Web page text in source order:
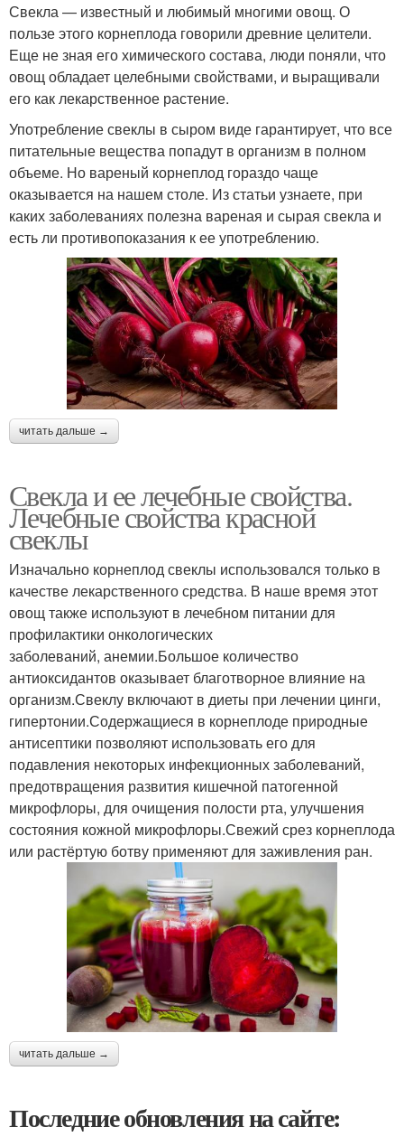
Свекла — известный и любимый многими овощ. О
пользе этого корнеплода говорили древние целители.
Еще не зная его химического состава, люди поняли, что
овощ обладает целебными свойствами, и выращивали
его как лекарственное растение.
Употребление свеклы в сыром виде гарантирует, что все
питательные вещества попадут в организм в полном
объеме. Но вареный корнеплод гораздо чаще
оказывается на нашем столе. Из статьи узнаете, при
каких заболеваниях полезна вареная и сырая свекла и
есть ли противопоказания к ее употреблению.
читать дальше →
Свекла и ее лечебные свойства.
Лечебные свойства красной
свеклы
Изначально корнеплод свеклы использовался только в
качестве лекарственного средства. В наше время этот
овощ также используют в лечебном питании для
профилактики онкологических
заболеваний, анемии.Большое количество
антиоксидантов оказывает благотворное влияние на
организм.Свеклу включают в диеты при лечении цинги,
гипертонии.Содержащиеся в корнеплоде природные
антисептики позволяют использовать его для
подавления некоторых инфекционных заболеваний,
предотвращения развития кишечной патогенной
микрофлоры, для очищения полости рта, улучшения
состояния кожной микрофлоры.Свежий срез корнеплода
или растёртую ботву применяют для заживления ран.
читать дальше →
Последние обновления на сайте: